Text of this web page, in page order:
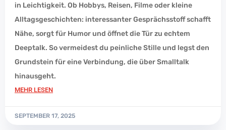
in Leichtigkeit. Ob Hobbys, Reisen, Filme oder kleine
Alltagsgeschichten: interessanter Gesprächsstoff schafft
Nähe, sorgt für Humor und öffnet die Tür zu echtem
Deeptalk. So vermeidest du peinliche Stille und legst den
Grundstein für eine Verbindung, die über Smalltalk
hinausgeht.
MEHR LESEN
SEPTEMBER 17, 2025